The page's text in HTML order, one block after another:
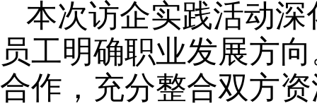
本次访企实践活动
员工明确职业发展方
合作，充分整合双方